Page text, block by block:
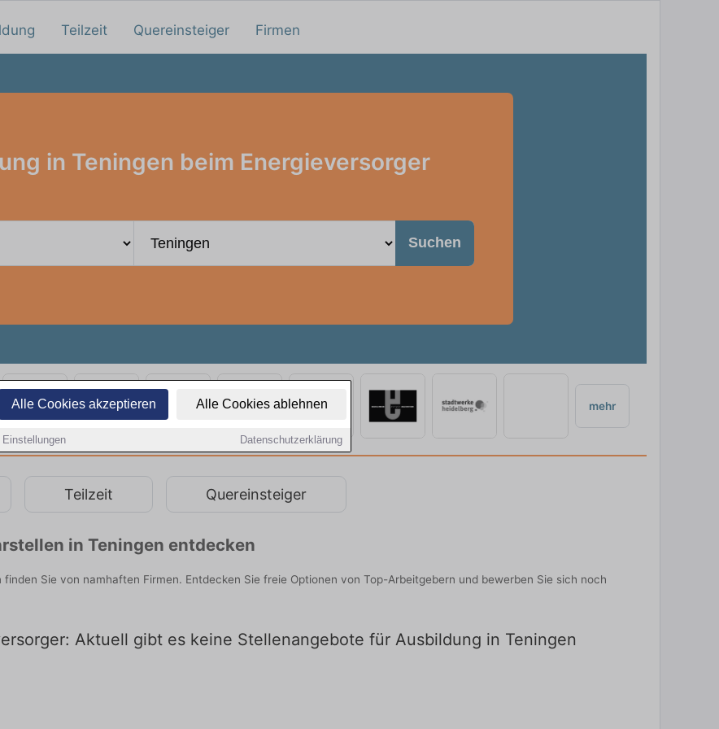
Alle Cookies akzeptieren Alle Cookies ablehnen
Einstellungen Datenschutzerklärung
Teilzeit Quereinsteiger Firmen
in Teningen beim Energieversorger
Suchen
mehr
Teilzeit Quereinsteiger
in Teningen entdecken
Sie von namhaften Firmen. Entdecken Sie freie Optionen von Top-Arbeitgebern und bewerben Sie sich noch
Aktuell gibt es keine Stellenangebote für Ausbildung in Teningen